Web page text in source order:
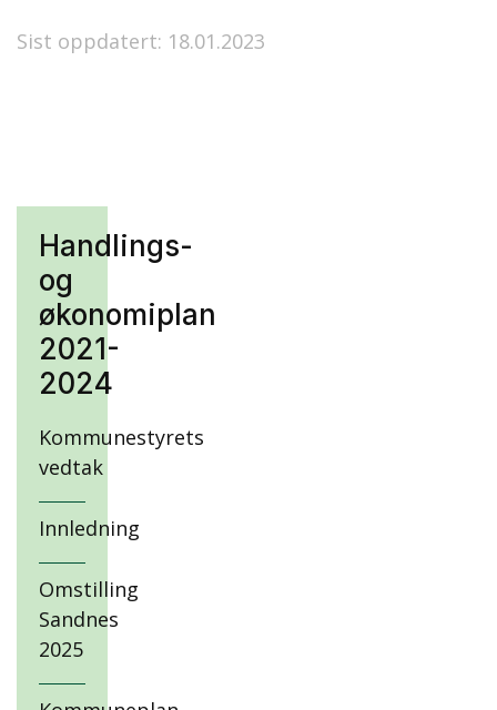
Handlings-
og
økonomiplan
2021-
2024
Kommunestyrets
vedtak
Innledning
Omstilling
Sandnes
2025
Sist oppdatert: 18.01.2023